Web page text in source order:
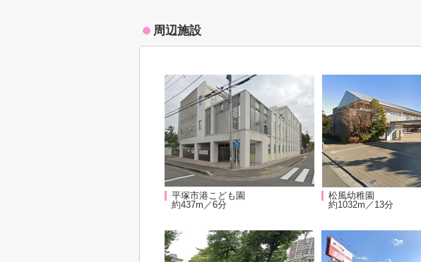
周辺施設
平塚市港こども園
約437m／6分
松風幼稚園
約1032m／13分